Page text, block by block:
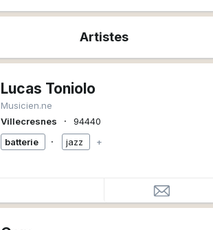
Artistes
Lucas Toniolo
Musicien.ne
Villecresnes
∙
94440
batterie
∙ jazz +